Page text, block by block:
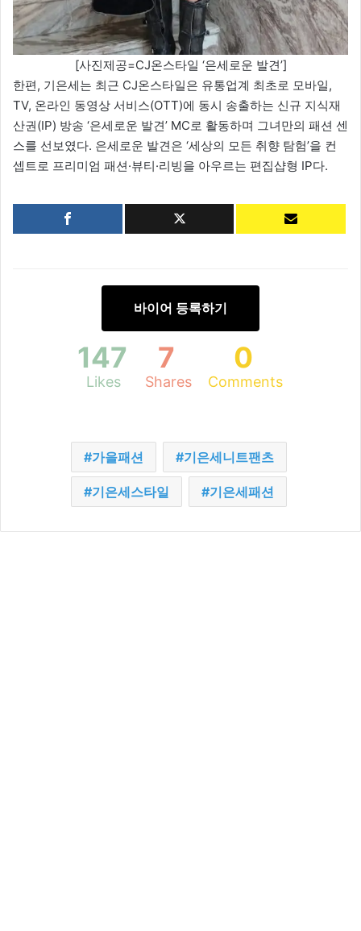
[사진제공=CJ온스타일 ‘은세로운 발견’]
한편, 기은세는 최근 CJ온스타일은 유통업계 최초로 모바일,
TV, 온라인 동영상 서비스(OTT)에 동시 송출하는 신규 지식재
산권(IP) 방송 ‘은세로운 발견’ MC로 활동하며 그녀만의 패션 센
스를 선보였다. 은세로운 발견은 ‘세상의 모든 취향 탐험’을 컨
셉트로 프리미엄 패션·뷰티·리빙을 아우르는 편집샵형 IP다.
바이어 등록하기
147
Likes
7
Shares
0
Comments
가을패션 기은세니트팬츠
기은세스타일 기은세패션